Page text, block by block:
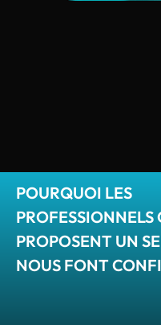
POURQUOI LES
PROFESSIONNELS
PROPOSENT UN
NOUS FONT